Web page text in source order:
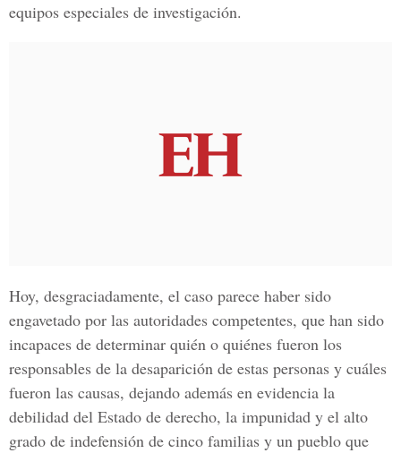
equipos especiales de investigación.
Hoy, desgraciadamente, el caso parece haber sido
engavetado por las autoridades competentes, que han sido
incapaces de determinar quién o quiénes fueron los
responsables de la desaparición de estas personas y cuáles
fueron las causas, dejando además en evidencia la
debilidad del Estado de derecho, la impunidad y el alto
grado de indefensión de cinco familias y un pueblo que